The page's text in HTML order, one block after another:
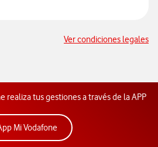
Ver condiciones legales
realiza tus gestiones a través de la APP
Mi Vodafone